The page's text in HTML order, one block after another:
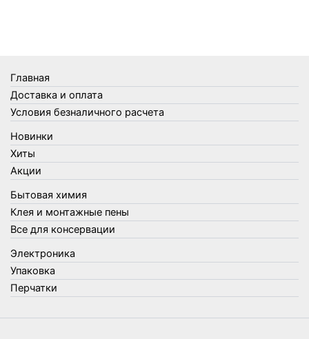
Товары для кухни
Товары для сада и огорода
Товары для туризма и отдыха
Упаковка
Утеплители и прочее
Фонари, лампы и удлинители
Хозяйственные товары
Швабры, стекломои, черенки и насадки
Шнуры, веревки и шпагаты
Электроника
Элементы питания
Главная
Доставка и оплата
Условия безналичного расчета
Новинки
Хиты
Акции
Бытовая химия
Клея и монтажные пены
Все для консервации
Электроника
Упаковка
Перчатки